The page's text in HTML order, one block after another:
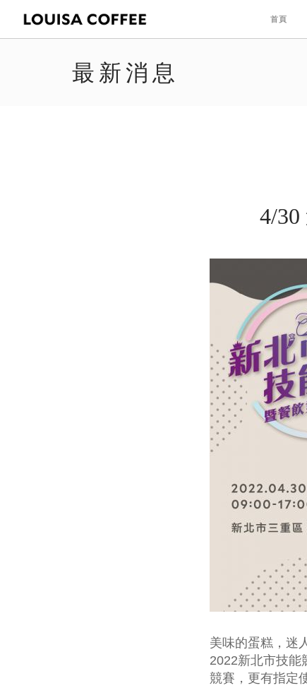
首頁
最新消息
4/
美味的蛋糕，迷
2022新北市技
競賽，更有指定